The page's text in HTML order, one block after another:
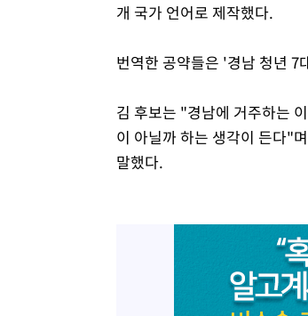
개 국가 언어로 제작했다.
번역한 공약들은 '경남 청년 7
김 후보는 "경남에 거주하는
이 아닐까 하는 생각이 든다"
말했다.